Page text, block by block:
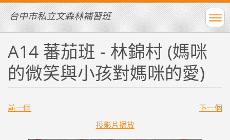
台中市私立文森林補習班
A14 蕃茄班 - 林錦村 (媽咪
的微笑與小孩對媽咪的愛)
前一個
下一個
投影片播放